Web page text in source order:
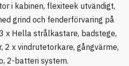
i kabinen, flexiteek utvändigt,
grind och fenderförvaring på
x Hella strålkastare, badstege,
2 x vindrutetorkare, gångvärme,
2-batteri system.